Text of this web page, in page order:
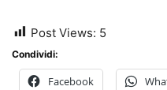
Post Views: 5
Condividi:
Facebook